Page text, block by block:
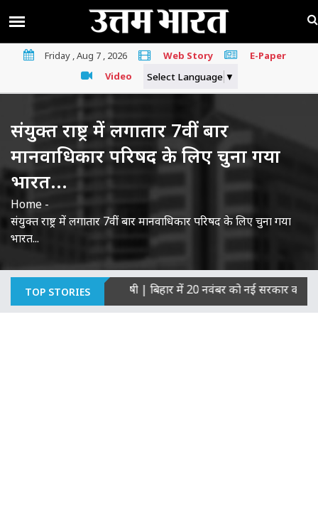
Friday , Aug 7 , 2026 Web Story
E-Paper
Video
Select Language ▼
संयुक्त राष्ट्र में लगातार 7वीं बार
मानवाधिकार परिषद के लिए चुना गया
भारत...
Home -
संयुक्त राष्ट्र में लगातार 7वीं बार मानवाधिकार परिषद के लिए चुना गया
भारत...
TOP STORIES
का माना दोषी बिहार में 20 नवंबर को नई सरकार का शपथ